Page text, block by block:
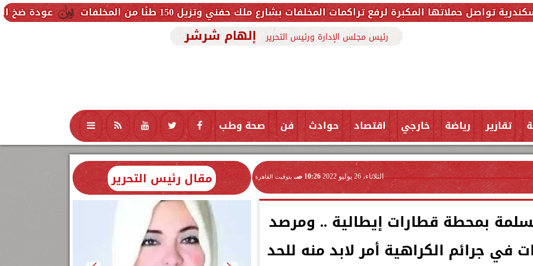
عودة ضخ المياه تدريجيًا لرفع تراكمات المخلفات بشارع ملك حفني وتزيل 150 طنًا من المخلفات
رئيس مجلس الإدارة ورئيس التحرير إلهام شرشر
تقارير رياضة خارجي اقتصاد حوادث فن صحة وطب تكنولوجيا منوعات محافظات
الثلاثاء، 26 يوليو 2022 10:26 صـ بتوقيت القاهرة
بمحطة قطارات إيطالية .. ومرصد
في جرائم الكراهية أمر لابد منه للحد
مقال رئيس التحرير